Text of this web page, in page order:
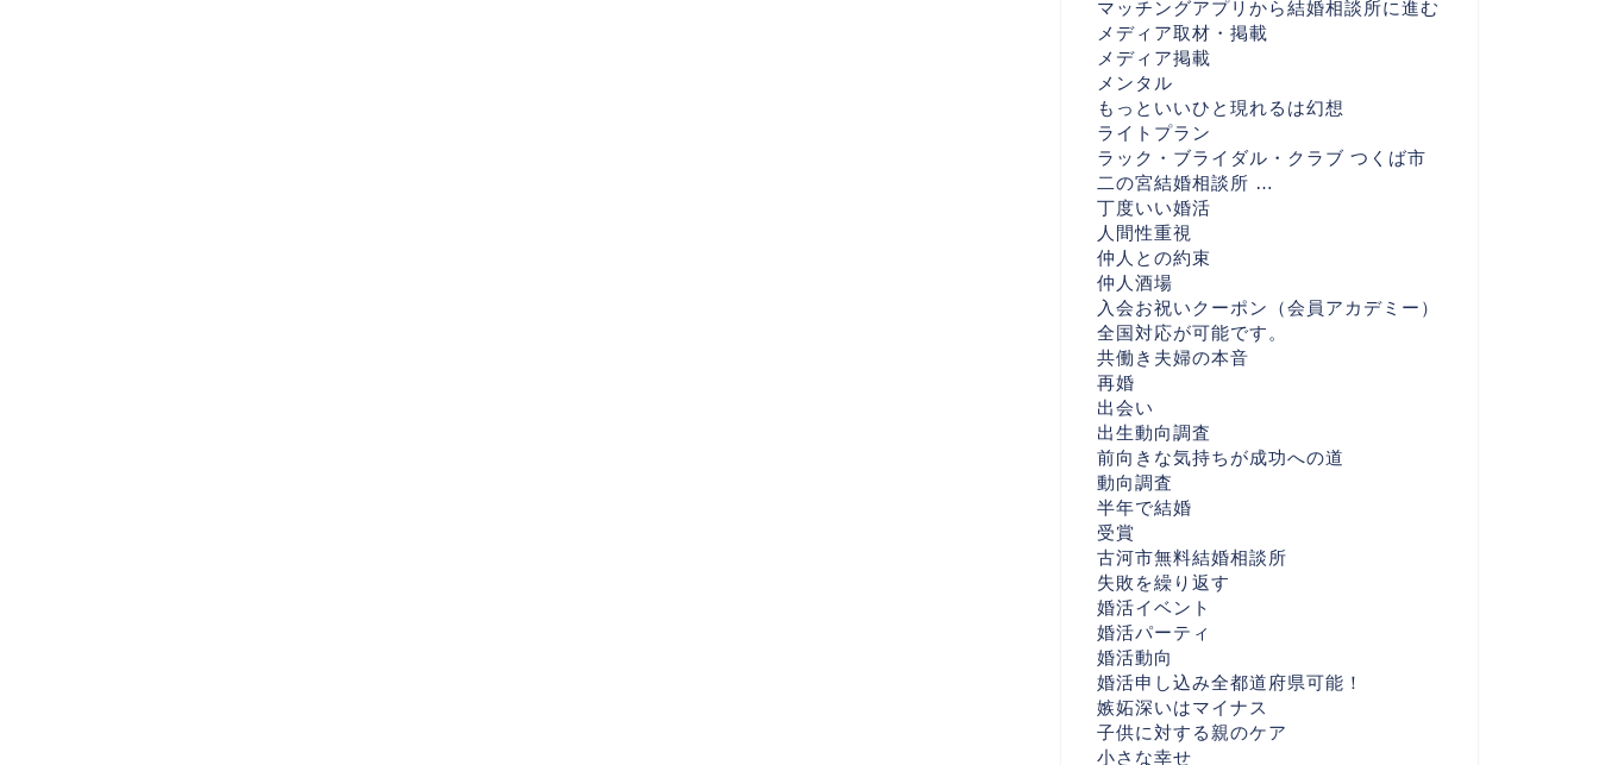
マッチングアプリから結婚相談所に進む
メディア取材・掲載
メディア掲載
メンタル
もっといいひと現れるは幻想
ライトプラン
ラック・ブライダル・クラブ つくば市
二の宮結婚相談所 …
丁度いい婚活
人間性重視
仲人との約束
仲人酒場
入会お祝いクーポン（会員アカデミー）
全国対応が可能です。
共働き夫婦の本音
再婚
出会い
出生動向調査
前向きな気持ちが成功への道
動向調査
半年で結婚
受賞
古河市無料結婚相談所
失敗を繰り返す
婚活イベント
婚活パーティ
婚活動向
婚活申し込み全都道府県可能！
嫉妬深いはマイナス
子供に対する親のケア
小さな幸せ